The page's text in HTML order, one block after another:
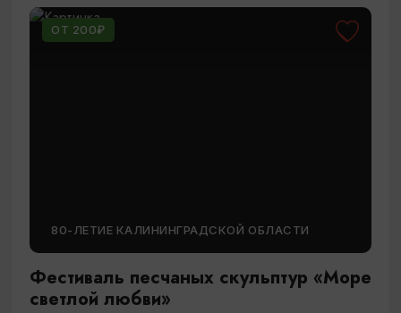
ОТ 200₽
80-ЛЕТИЕ КАЛИНИНГРАДСКОЙ ОБЛАСТИ
Фестиваль песчаных скульптур «Море
светлой любви»